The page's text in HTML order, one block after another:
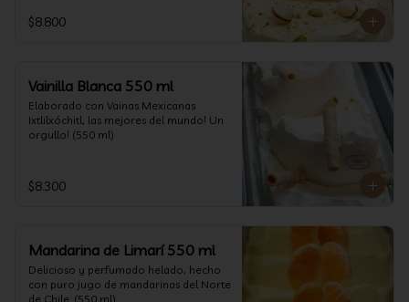
$8.800
Vainilla Blanca 550 ml
Elaborado con Vainas Mexicanas
Ixtlilxóchitl, las mejores del mundo! Un
orgullo! (550 ml)
$8.300
Mandarina de Limarí 550 ml
Delicioso y perfumado helado, hecho
con puro jugo de mandarinas del Norte
de Chile. (550 ml)